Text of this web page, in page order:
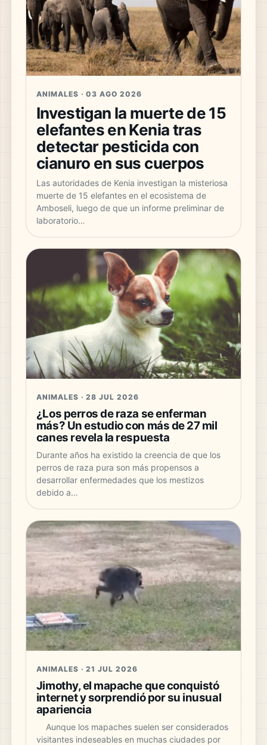
ANIMALES · 03 AGO 2026
Investigan la muerte de 15
elefantes en Kenia tras
detectar pesticida con
cianuro en sus cuerpos
Las autoridades de Kenia investigan la misteriosa
muerte de 15 elefantes en el ecosistema de
Amboseli, luego de que un informe preliminar de
laboratorio…
ANIMALES · 28 JUL 2026
¿Los perros de raza se enferman
más? Un estudio con más de 27 mil
canes revela la respuesta
Durante años ha existido la creencia de que los
perros de raza pura son más propensos a
desarrollar enfermedades que los mestizos
debido a…
ANIMALES · 21 JUL 2026
Jimothy, el mapache que conquistó
internet y sorprendió por su inusual
apariencia
Aunque los mapaches suelen ser considerados
visitantes indeseables en muchas ciudades por